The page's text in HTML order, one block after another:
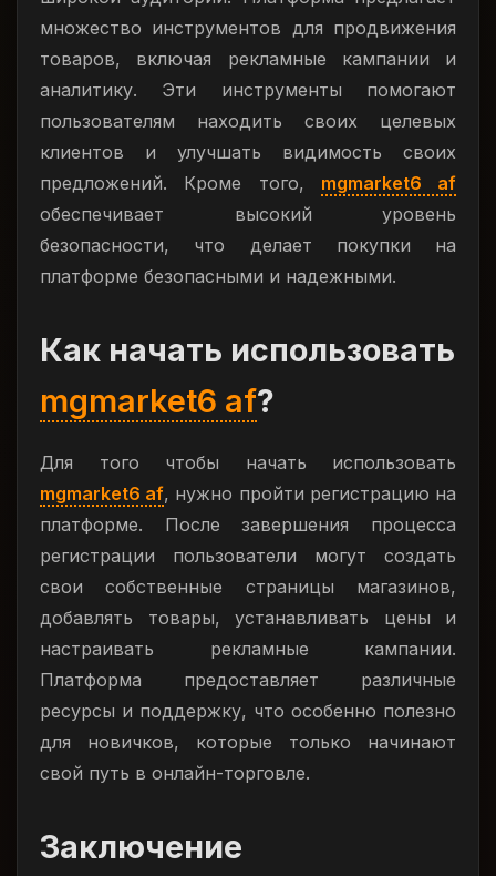
множество инструментов для продвижения
товаров, включая рекламные кампании и
аналитику. Эти инструменты помогают
пользователям находить своих целевых
клиентов и улучшать видимость своих
предложений. Кроме того, mgmarket6 af
обеспечивает высокий уровень
безопасности, что делает покупки на
платформе безопасными и надежными.
Как начать использовать
mgmarket6 af?
Для того чтобы начать использовать
mgmarket6 af, нужно пройти регистрацию на
платформе. После завершения процесса
регистрации пользователи могут создать
свои собственные страницы магазинов,
добавлять товары, устанавливать цены и
настраивать рекламные кампании.
Платформа предоставляет различные
ресурсы и поддержку, что особенно полезно
для новичков, которые только начинают
свой путь в онлайн-торговле.
Заключение